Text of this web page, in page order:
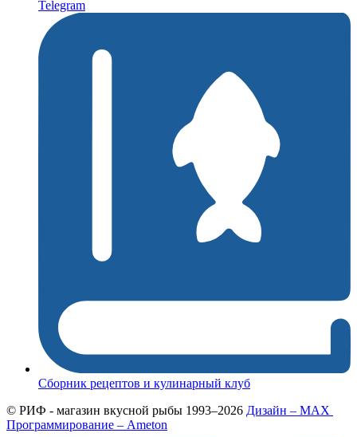
Telegram
Сборник рецептов и кулинарный клуб
© РИФ - магазин вкусной рыбы 1993–2026 Дизайн – MAX
Программирование – Ameton